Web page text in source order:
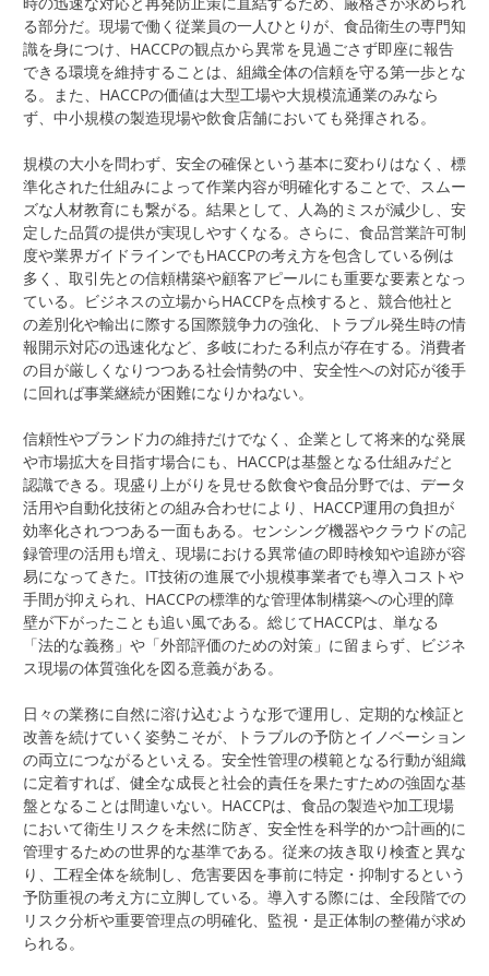
る部分だ。現場で働く従業員の一人ひとりが、食品衛生の専門知
識を身につけ、HACCPの観点から異常を見過ごさず即座に報告
できる環境を維持することは、組織全体の信頼を守る第一歩とな
る。また、HACCPの価値は大型工場や大規模流通業のみなら
ず、中小規模の製造現場や飲食店舗においても発揮される。
規模の大小を問わず、安全の確保という基本に変わりはなく、標
準化された仕組みによって作業内容が明確化することで、スムー
ズな人材教育にも繋がる。結果として、人為的ミスが減少し、安
定した品質の提供が実現しやすくなる。さらに、食品営業許可制
度や業界ガイドラインでもHACCPの考え方を包含している例は
多く、取引先との信頼構築や顧客アピールにも重要な要素となっ
ている。ビジネスの立場からHACCPを点検すると、競合他社と
の差別化や輸出に際する国際競争力の強化、トラブル発生時の情
報開示対応の迅速化など、多岐にわたる利点が存在する。消費者
の目が厳しくなりつつある社会情勢の中、安全性への対応が後手
に回れば事業継続が困難になりかねない。
信頼性やブランド力の維持だけでなく、企業として将来的な発展
や市場拡大を目指す場合にも、HACCPは基盤となる仕組みだと
認識できる。現盛り上がりを見せる飲食や食品分野では、データ
活用や自動化技術との組み合わせにより、HACCP運用の負担が
効率化されつつある一面もある。センシング機器やクラウドの記
録管理の活用も増え、現場における異常値の即時検知や追跡が容
易になってきた。IT技術の進展で小規模事業者でも導入コストや
手間が抑えられ、HACCPの標準的な管理体制構築への心理的障
壁が下がったことも追い風である。総じてHACCPは、単なる
「法的な義務」や「外部評価のための対策」に留まらず、ビジネ
ス現場の体質強化を図る意義がある。
日々の業務に自然に溶け込むような形で運用し、定期的な検証と
改善を続けていく姿勢こそが、トラブルの予防とイノベーション
の両立につながるといえる。安全性管理の模範となる行動が組織
に定着すれば、健全な成長と社会的責任を果たすための強固な基
盤となることは間違いない。HACCPは、食品の製造や加工現場
において衛生リスクを未然に防ぎ、安全性を科学的かつ計画的に
管理するための世界的な基準である。従来の抜き取り検査と異な
り、工程全体を統制し、危害要因を事前に特定・抑制するという
予防重視の考え方に立脚している。導入する際には、全段階での
リスク分析や重要管理点の明確化、監視・是正体制の整備が求め
られる。